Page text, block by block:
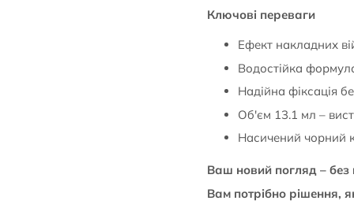
Ключові переваги
Ефект накладних
Водостійка
Надійна фіксація
Об'єм 13.1 мл –
Насичений чорний
Ваш новий погляд – без
Вам потрібно рішення,